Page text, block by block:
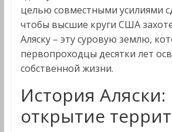
целью совместными усилиями
чтобы высшие круги США
Аляску – эту суровую землю,
первопроходцы десятки лет
собственной жизни.
История Аляски:
открытие